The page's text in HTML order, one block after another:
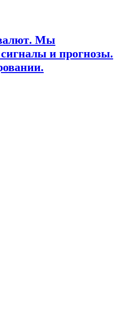
Мы
и прогнозы.